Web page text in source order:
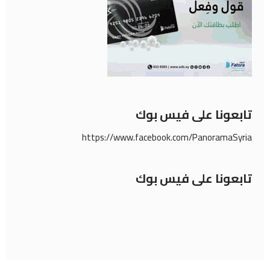
تابعونا على فيس بوك
https://www.facebook.com/PanoramaSyria
تابعونا على فيس بوك